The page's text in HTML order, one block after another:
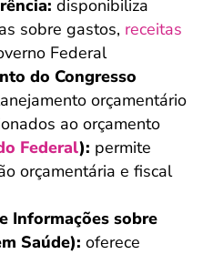
disponibiliza
sobre gastos, receitas
Federal
do Congresso
orçamentário
ao orçamento
Federal): permite
orçamentária e fiscal
Informações sobre
Saúde): oferece